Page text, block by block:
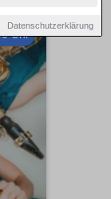
Datenschutzerklärung
Uhr